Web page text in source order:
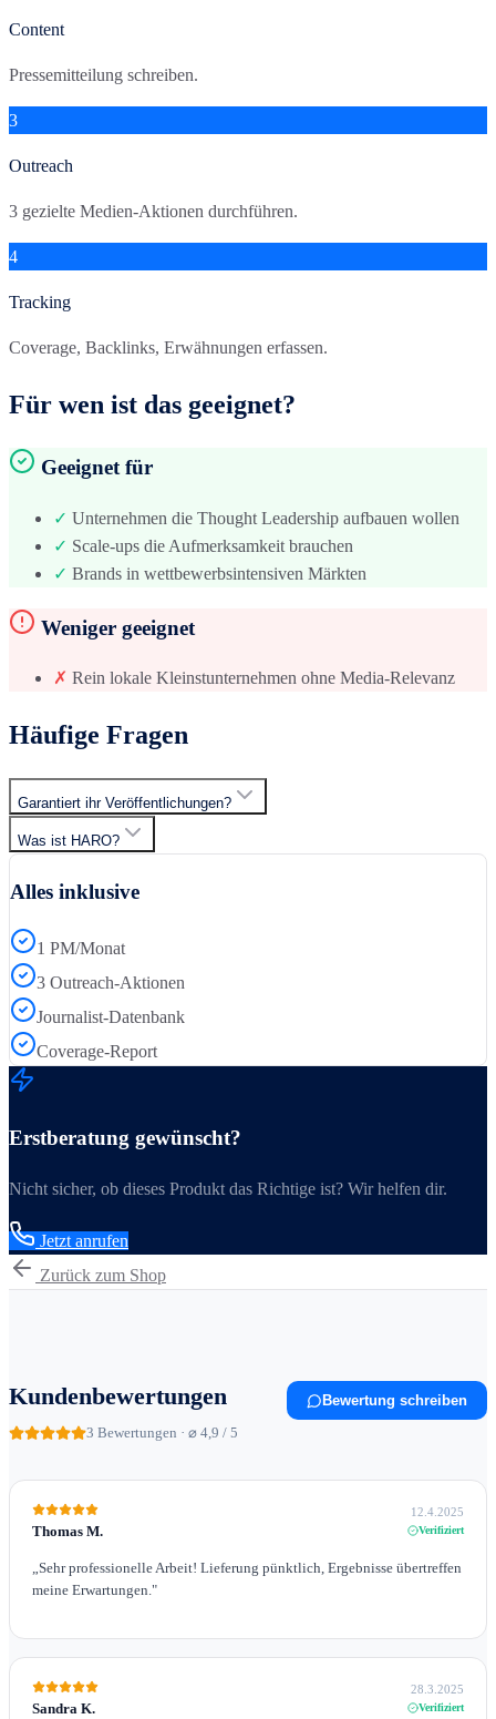
Content
Pressemitteilung schreiben.
3
Outreach
3 gezielte Medien-Aktionen durchführen.
4
Tracking
Coverage, Backlinks, Erwähnungen erfassen.
Für wen ist das geeignet?
Geeignet für
✓ Unternehmen die Thought Leadership aufbauen wollen
✓ Scale-ups die Aufmerksamkeit brauchen
✓ Brands in wettbewerbsintensiven Märkten
Weniger geeignet
✗ Rein lokale Kleinstunternehmen ohne Media-Relevanz
Häufige Fragen
Garantiert ihr Veröffentlichungen?
Was ist HARO?
Alles inklusive
1 PM/Monat
3 Outreach-Aktionen
Journalist-Datenbank
Coverage-Report
Erstberatung gewünscht?
Nicht sicher, ob dieses Produkt das Richtige ist? Wir helfen dir.
Jetzt anrufen
Zurück zum Shop
Kundenbewertungen
3 Bewertungen · ⌀ 4,9 / 5
Bewertung schreiben
Thomas M.
12.4.2025
Verifiziert
„Sehr professionelle Arbeit! Lieferung pünktlich, Ergebnisse übertreffen
meine Erwartungen."
Sandra K.
28.3.2025
Verifiziert